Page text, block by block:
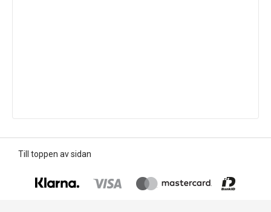
Till toppen av sidan